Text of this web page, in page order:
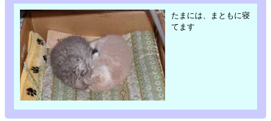
たまには、まともに寝
てます